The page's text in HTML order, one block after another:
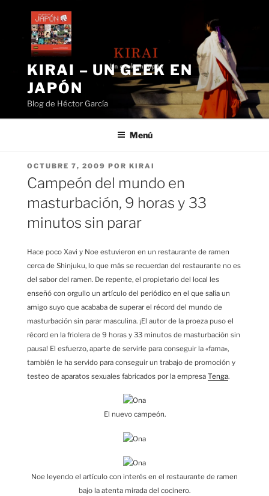
contenido
KIRAI – UN GEEK EN
JAPÓN
Blog de Héctor García
Menú
PUBLICADO
EL
OCTUBRE 7, 2009 POR KIRAI
Campeón del mundo en
masturbación, 9 horas y 33
minutos sin parar
Hace poco Xavi y Noe estuvieron en un restaurante de ramen
cerca de Shinjuku, lo que más se recuerdan del restaurante no es
del sabor del ramen. De repente, el propietario del local les
enseñó con orgullo un artículo del periódico en el que salía un
amigo suyo que acababa de superar el récord del mundo de
masturbación sin parar masculina. ¡El autor de la proeza puso el
récord en la friolera de 9 horas y 33 minutos de masturbación sin
pausa! El esfuerzo, aparte de servirle para conseguir la «fama»,
también le ha servido para conseguir un trabajo de promoción y
testeo de aparatos sexuales fabricados por la empresa Tenga.
El nuevo campeón.
Noe leyendo el artículo con interés en el restaurante de ramen
bajo la atenta mirada del cocinero.